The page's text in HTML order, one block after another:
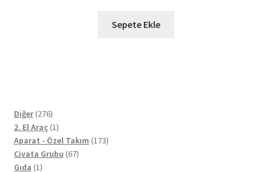
Sepete Ekle
Diğer 276276
ürün
2. El Araç 11
ürün
Aparat - Özel Takım 173173
Civata Grubu 6767
Gıda 11